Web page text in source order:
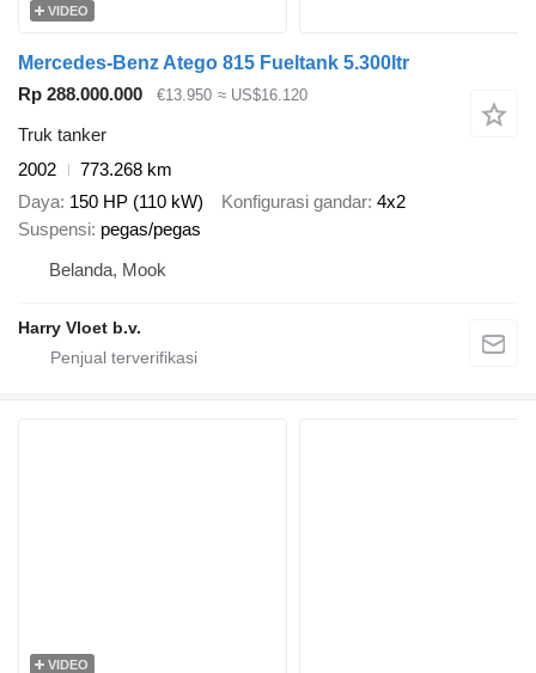
VIDEO
Mercedes-Benz Atego 815 Fueltank 5.300ltr
Rp 288.000.000
€13.950 ≈ US$16.120
Truk tanker
2002
773.268 km
Daya 150 HP (110 kW) Konfigurasi gandar 4x2
Suspensi pegas/pegas
Belanda, Mook
Harry Vloet b.v.
VIDEO